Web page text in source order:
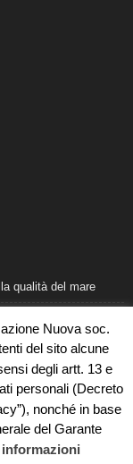
qualità del mare
veri
urbano
Nuova soc.
del sito alcune
degli artt. 13 e
personali (Decreto
nonché in base
del Garante